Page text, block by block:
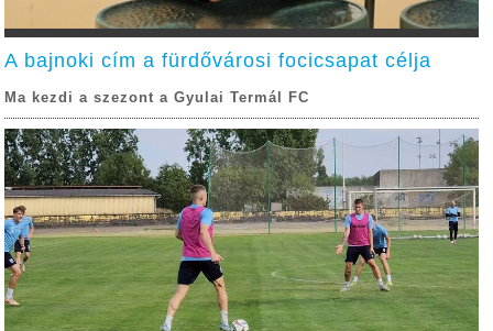
A bajnoki cím a fürdővárosi focicsapat célja
Ma kezdi a szezont a Gyulai Termál FC